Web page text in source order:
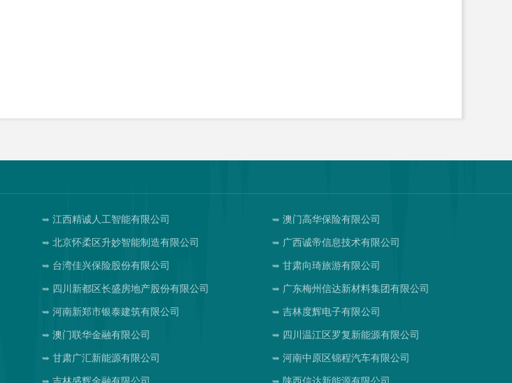
江西精诚人工智能有限公司 澳门高华保险有限公司
北京怀柔区升妙智能制造有限公司 广西诚帝信息技术有限公司
台湾佳兴保险股份有限公司 甘肃向琦旅游有限公司
四川新都区长盛房地产股份有限公司 广东梅州信达新材料集团有限公司
河南新郑市银泰建筑有限公司 吉林度辉电子有限公司
澳门联华金融有限公司 四川温江区罗复新能源有限公司
甘肃广汇新能源有限公司 河南中原区锦程汽车有限公司